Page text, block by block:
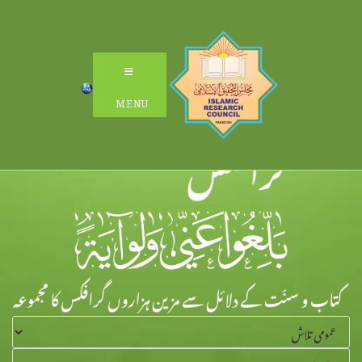
MENU